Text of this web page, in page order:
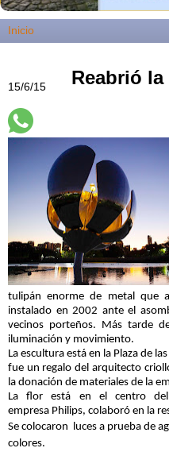
15/6/15 Reabrió
tulipán enorme de metal que
instalado en 2002 ante el
vecinos porteños. Más tarde
iluminación y movimiento.
La escultura está en la Plaza de
fue un regalo del arquitecto
la donación de materiales de la
La flor está en el centro del
empresa Philips, colaboró en la
Se colocaron
luces a prueba de
colores.